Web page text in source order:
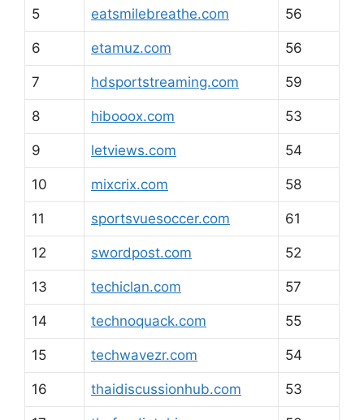
5 eatsmilebreathe.com 56
6 etamuz.com 56
7 hdsportstreaming.com 59
8 hibooox.com 53
9 letviews.com 54
10 mixcrix.com 58
11 sportsvuesoccer.com 61
12 swordpost.com 52
13 techiclan.com 57
14 technoquack.com 55
15 techwavezr.com 54
16 thaidiscussionhub.com 53